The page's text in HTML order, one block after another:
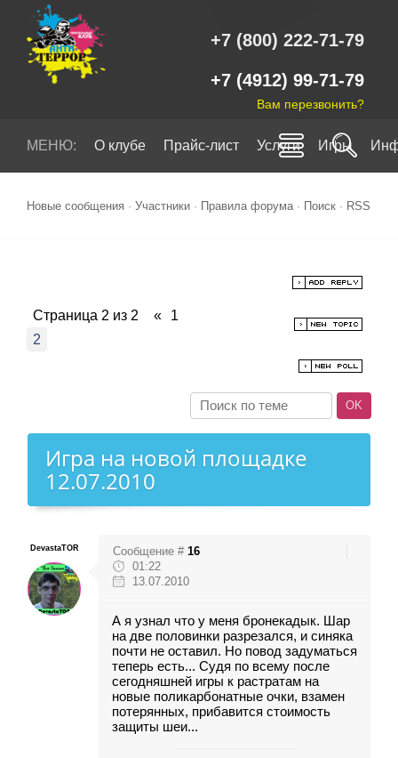
+7 (800) 222-71-79
+7 (4912) 99-71-79
Вам перезвонить?
МЕНЮ: О клубе Прайс-лист Услуги Игры
Новые сообщения · Участники · Правила форума· Поиск · RSS
Страница 2 из 2 «
1
2
Игра на новой площадке
12.07.2010
DevastaTOR Сообщение # 16
01:22
13.07.2010
А я узнал что у меня бронекадык. Шар
на две половинки разрезался, и синяка
почти не оставил. Но повод задуматься
теперь есть... Судя по всему после
сегодняшней игры к растратам на
новые поликарбонатные очки, взамен
потерянных, прибавится стоимость
защиты шеи...